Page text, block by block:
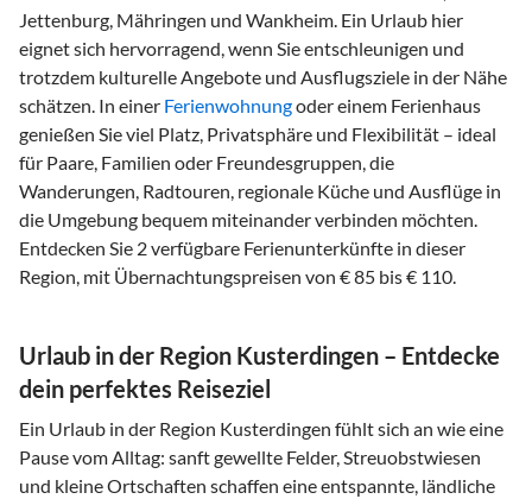
Jettenburg, Mähringen und Wankheim. Ein Urlaub hier
eignet sich hervorragend, wenn Sie entschleunigen und
trotzdem kulturelle Angebote und Ausflugsziele in der Nähe
schätzen. In einer Ferienwohnungoder einem Ferienhaus
genießen Sie viel Platz, Privatsphäre und Flexibilität – ideal
für Paare, Familien oder Freundesgruppen, die
Wanderungen, Radtouren, regionale Küche und Ausflüge in
die Umgebung bequem miteinander verbinden möchten.
Entdecken Sie 2 verfügbare Ferienunterkünfte in dieser
Region, mit Übernachtungspreisen von € 85 bis € 110.
Urlaub in der Region Kusterdingen – Entdecke
dein perfektes Reiseziel
Ein Urlaub in der Region Kusterdingen fühlt sich an wie eine
Pause vom Alltag: sanft gewellte Felder, Streuobstwiesen
und kleine Ortschaften schaffen eine entspannte, ländliche